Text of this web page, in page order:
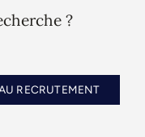
?
RECRUTEMENT